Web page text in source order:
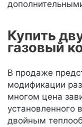
Купить
газовый
В продаже
модификации
многом цена
установленного
двойным